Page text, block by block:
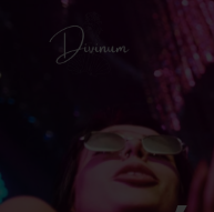
Soirée